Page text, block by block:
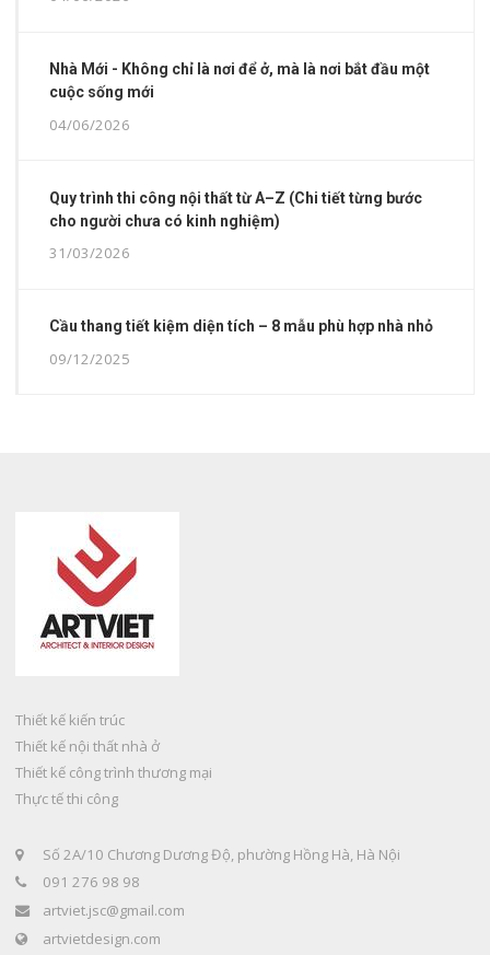
Nhà Mới - Không chỉ là nơi để ở, mà là nơi bắt đầu một
cuộc sống mới
04/06/2026
Quy trình thi công nội thất từ A–Z (Chi tiết từng bước
cho người chưa có kinh nghiệm)
31/03/2026
Cầu thang tiết kiệm diện tích – 8 mẫu phù hợp nhà nhỏ
09/12/2025
Thiết kế kiến trúc
Thiết kế nội thất nhà ở
Thiết kế công trình thương mại
Thực tế thi công
Số 2A/10 Chương Dương Độ, phường Hồng Hà, Hà Nội
091 276 98 98
artviet.jsc@gmail.com
artvietdesign.com